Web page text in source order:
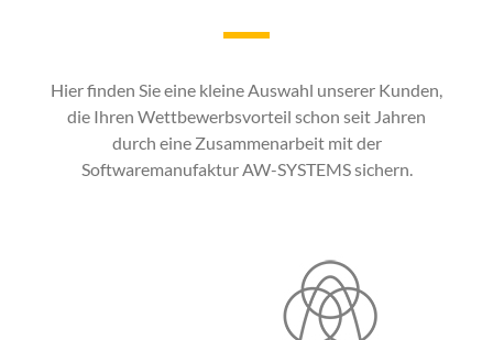
Hier finden Sie eine kleine Auswahl unserer Kunden,
die Ihren Wettbewerbsvorteil schon seit Jahren
durch eine Zusammenarbeit mit der
Softwaremanufaktur AW-SYSTEMS sichern.